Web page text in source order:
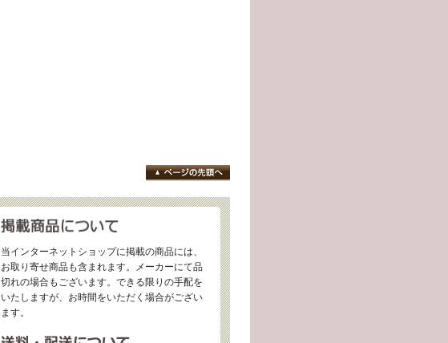
当インターネットショップに掲載の商品には、
お取り寄せ商品も含まれます。メーカーにて品
切れの場合もございます。できる限りの手配を
いたしますが、お時間をいただく場合がござい
ます。